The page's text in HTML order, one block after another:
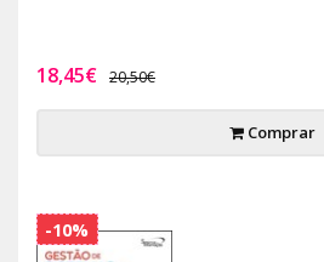
18,45€ 20,50€
Comprar
-10%